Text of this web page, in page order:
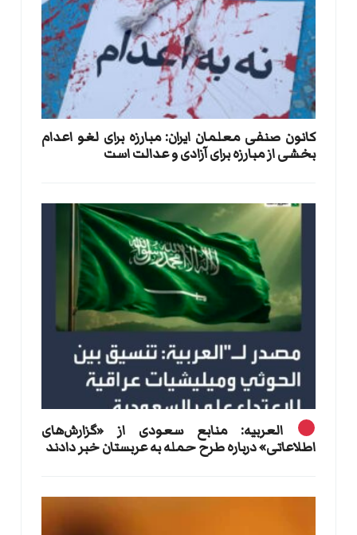
کانون صنفی معلمان ایران: مبارزه برای لغو اعدام
بخشی از مبارزه برای آزادی و عدالت است
العربیه: منابع سعودی از «گزارش‌های
اطلاعاتی» درباره طرح حمله به عربستان خبر دادند